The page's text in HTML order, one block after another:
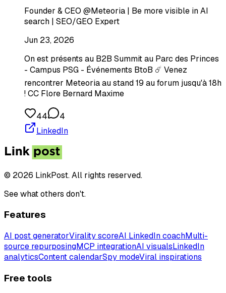
Founder & CEO @Meteoria | Be more visible in AI
search | SEO/GEO Expert
Jun 23, 2026
On est présents au B2B Summit au Parc des Princes
- Campus PSG - Événements BtoB ☄️ Venez
rencontrer Meteoria au stand 19 au forum jusqu'à 18h
! CC Flore Bernard Maxime
44
4
LinkedIn
© 2026 LinkPost. All rights reserved.
See what others don't.
Features
AI post generatorVirality scoreAI LinkedIn coachMulti-
source repurposingMCP integrationAI visualsLinkedIn
analyticsContent calendarSpy modeViral inspirations
Free tools